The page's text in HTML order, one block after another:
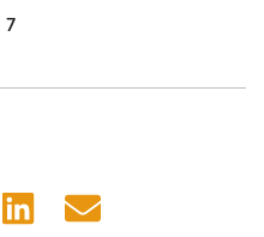
7
Share
Share